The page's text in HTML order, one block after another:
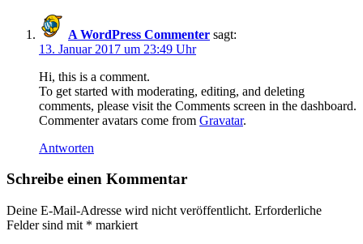
A WordPress Commenter sagt:
13. Januar 2017 um 23:49 Uhr
Hi, this is a comment.
To get started with moderating, editing, and deleting
comments, please visit the Comments screen in the dashboard.
Commenter avatars come from Gravatar.
Antworten
Schreibe einen Kommentar
Deine E-Mail-Adresse wird nicht veröffentlicht. Erforderliche
Felder sind mit * markiert